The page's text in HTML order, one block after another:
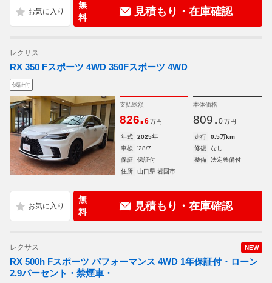
無
料
見積もり・在庫確認
レクサス
RX 350 Fスポーツ 4WD 350Fスポーツ 4WD
保証付
支払総額
826.6 万円
本体価格
809. 0 万円
年式 2025年 走行
0.5万km
車検
'28/7 修復
なし
保証
保証付 整備
法定整備付
住所
山口県 岩国市
無
料
見積もり・在庫確認
NEW
レクサス
RX 500h Fスポーツ パフォーマンス 4WD 1年保証付・ローン
2.9パーセント・禁煙車・